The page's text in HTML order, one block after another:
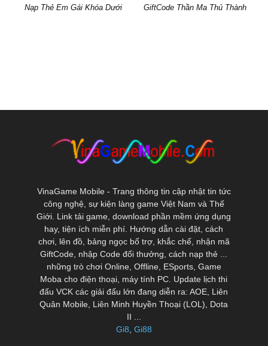
Nạp Thẻ Em Gái Khóa Dưới GiftCode Thần Ma Thủ Thành
VinaGame Mobile - Trang thông tin cập nhật tin tức
công nghệ, sự kiện làng game Việt Nam và Thế
Giới. Link tải game, download phần mềm ứng dụng
hay, tiện ích miễn phí. Hướng dẫn cài đặt, cách
chơi, lên đồ, bảng ngọc bổ trợ, khắc chế, nhận mã
GiftCode, nhập Code đổi thưởng, cách nạp thẻ ...
những trò chơi Online, Offline, ESports, Game
Moba cho điện thoại, máy tính PC. Update lịch thi
đấu VCK các giải đấu lớn đang diễn ra: AOE, Liên
Quân Mobile, Liên Minh Huyền Thoại (LOL), Dota
II ...
Gi8, Gi88